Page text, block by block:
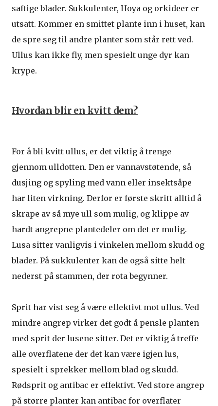
saftige blader. Sukkulenter, Hoya og orkideer er
utsatt. Kommer en smittet plante inn i huset, kan
de spre seg til andre planter som står rett ved.
Ullus kan ikke fly, men spesielt unge dyr kan
krype.
Hvordan blir en kvitt dem?
For å bli kvitt ullus, er det viktig å trenge
gjennom ulldotten. Den er vannavstøtende, så
dusjing og spyling med vann eller insektsåpe
har liten virkning. Derfor er første skritt alltid å
skrape av så mye ull som mulig, og klippe av
hardt angrepne plantedeler om det er mulig.
Lusa sitter vanligvis i vinkelen mellom skudd og
blader. På sukkulenter kan de også sitte helt
nederst på stammen, der rota begynner.
Sprit har vist seg å være effektivt mot ullus. Ved
mindre angrep virker det godt å pensle planten
med sprit der lusene sitter. Det er viktig å treffe
alle overflatene der det kan være igjen lus,
spesielt i sprekker mellom blad og skudd.
Rødsprit og antibac er effektivt. Ved store angrep
på større planter kan antibac for overflater